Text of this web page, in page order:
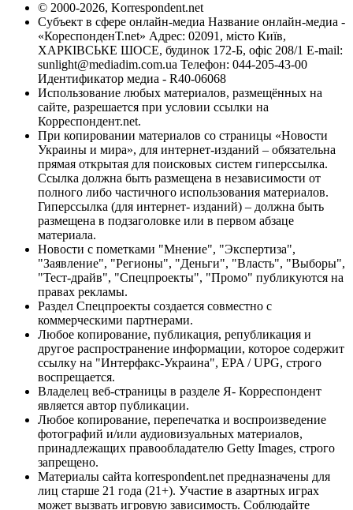
© 2000-2026, Korrespondent.net
Субъект в сфере онлайн-медиа Название онлайн-медиа -
«КореспонденТ.net» Адрес: 02091, місто Київ,
ХАРКІВСЬКЕ ШОСЕ, будинок 172-Б, офіс 208/1 E-mail:
sunlight@mediadim.com.ua Телефон: 044-205-43-00
Идентификатор медиа - R40-06068
Использование любых материалов, размещённых на
сайте, разрешается при условии ссылки на
Корреспондент.net.
При копировании материалов со страницы «Новости
Украины и мира», для интернет-изданий – обязательна
прямая открытая для поисковых систем гиперссылка.
Ссылка должна быть размещена в независимости от
полного либо частичного использования материалов.
Гиперссылка (для интернет- изданий) – должна быть
размещена в подзаголовке или в первом абзаце
материала.
Новости с пометками "Мнение", "Экспертиза",
"Заявление", "Регионы", "Деньги", "Власть", "Выборы",
"Тест-драйв", "Спецпроекты", "Промо" публикуются на
правах рекламы.
Раздел Спецпроекты создается совместно с
коммерческими партнерами.
Любое копирование, публикация, републикация и
другое распространение информации, которое содержит
ссылку на "Интерфакс-Украина", EPA / UPG, строго
воспрещается.
Владелец веб-страницы в разделе Я- Корреспондент
является автор публикации.
Любое копирование, перепечатка и воспроизведение
фотографий и/или аудиовизуальных материалов,
принадлежащих правообладателю Getty Images, строго
запрещено.
Материалы сайта korrespondent.net предназначены для
лиц старше 21 года (21+). Участие в азартных играх
может вызвать игровую зависимость. Соблюдайте